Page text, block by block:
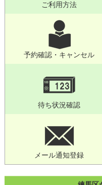
窓口混雑状況
待ち状況確認
交付状況確認
混雑予想カレンダー
ご利用方法
予約確認・キャンセル
待ち状況確認
メール通知登録